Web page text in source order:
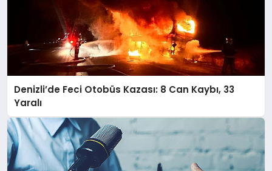
Denizli’de Feci Otobüs Kazası: 8 Can Kaybı, 33
Yaralı